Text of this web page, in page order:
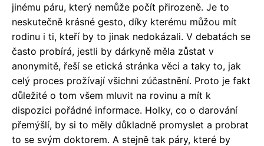
jinému páru, který nemůže počít přirozeně. Je to
neskutečně krásné gesto, díky kterému můžou mít
rodinu i ti, kteří by to jinak nedokázali. V debatách se
často probírá, jestli by dárkyně měla zůstat v
anonymitě, řeší se etická stránka věci a taky to, jak
celý proces prožívají všichni zúčastnění. Proto je fakt
důležité o tom všem mluvit na rovinu a mít k
dispozici pořádné informace. Holky, co o darování
přemýšlí, by si to měly důkladně promyslet a probrat
to se svým doktorem. A stejně tak páry, které by